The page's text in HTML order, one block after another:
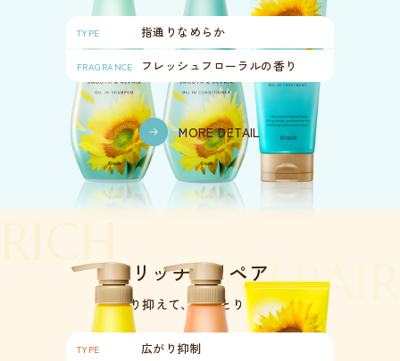
TYPE 指通りなめらか
FRAGRANCE フレッシュ フローラルの香り
MORE DETAIL
&REPAIR
リッチ＆リペア
広がり抑えて、しっとりまとまる
TYPE 広がり抑制